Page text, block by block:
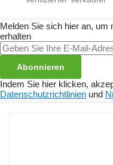
Melden Sie sich hier an, um
erhalten
Abonnieren
Indem Sie hier klicken,
Datenschutzrichtlinien und